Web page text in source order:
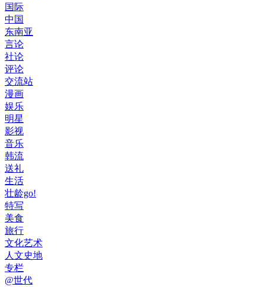
国际
中国
东南亚
言论
社论
评论
交流站
漫画
娱乐
明星
影视
音乐
韩流
送礼
生活
壮龄go!
特写
美食
旅行
文化艺术
人文史地
专栏
@世代